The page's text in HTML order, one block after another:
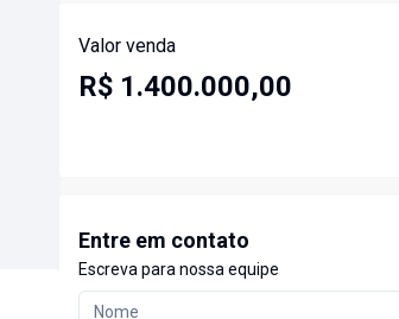
Valor venda
R$ 1.400.000,00
Entre em contato
Escreva para nossa equipe